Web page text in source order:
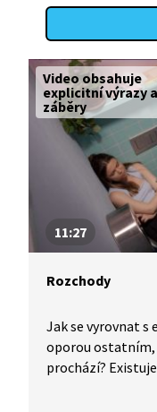
Video obsahuje
explicitní výrazy a
záběry
11:27
Rozchody
Jak se vyrovnat s
oporou ostatním,
prochází?